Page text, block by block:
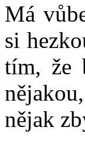
Má
si
tím, že
nějak